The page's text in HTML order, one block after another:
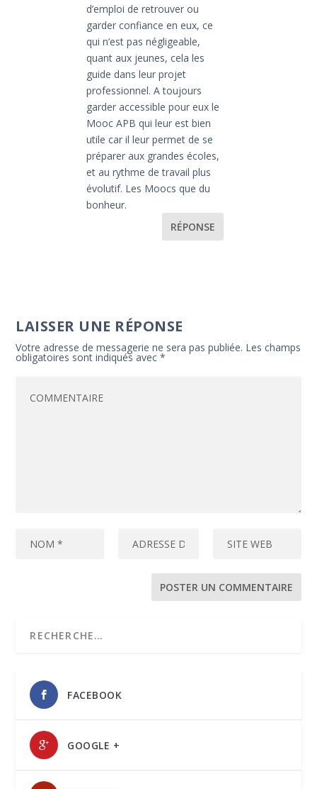
d’emploi de retrouver ou
garder confiance en eux, ce
qui n’est pas négligeable,
quant aux jeunes, cela les
guide dans leur projet
professionnel. A toujours
garder accessible pour eux le
Mooc APB qui leur est bien
utile car il leur permet de se
préparer aux grandes écoles,
et au rythme de travail plus
évolutif. Les Moocs que du
bonheur.
RÉPONSE
LAISSER UNE RÉPONSE
Votre adresse de messagerie ne sera pas publiée. Les champs
obligatoires sont indiqués avec*
FACEBOOK
GOOGLE +